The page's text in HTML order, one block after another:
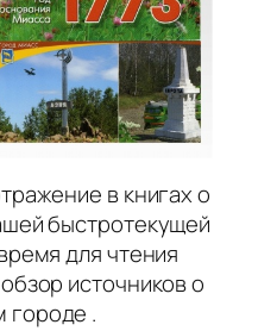
в книгах о
быстротекущей
для чтения
источников о
городе .